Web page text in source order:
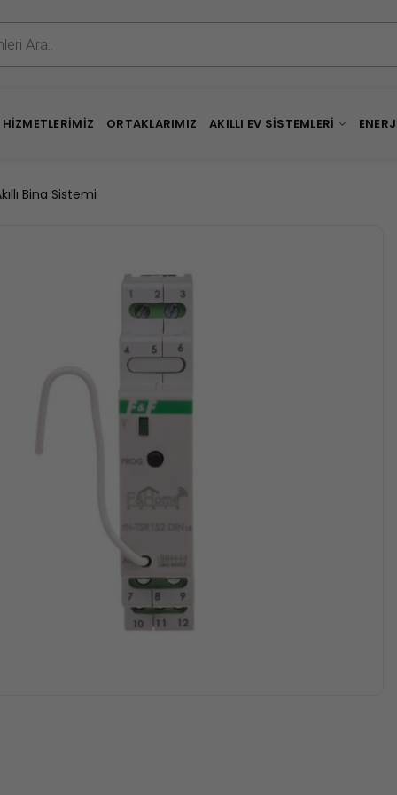
HIZMETLERIMIZ ORTAKLARIMIZ AKILLI EV SISTEMLERI
Bina Sistemi